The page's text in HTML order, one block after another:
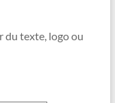
du texte, logo ou